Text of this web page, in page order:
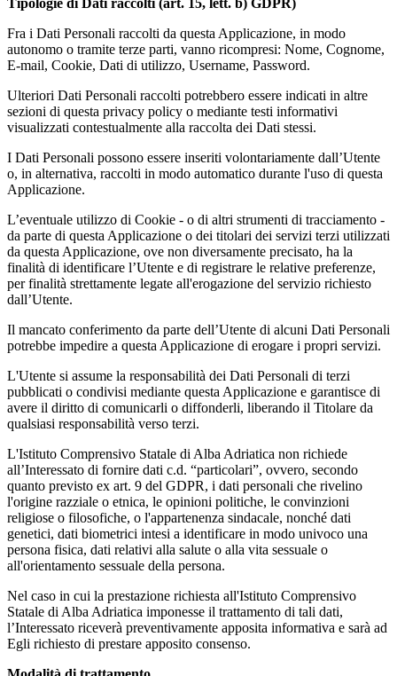
Fra i Dati Personali raccolti da questa Applicazione, in modo
autonomo o tramite terze parti, vanno ricompresi: Nome, Cognome,
E-mail, Cookie, Dati di utilizzo, Username, Password.
Ulteriori Dati Personali raccolti potrebbero essere indicati in altre
sezioni di questa privacy policy o mediante testi informativi
visualizzati contestualmente alla raccolta dei Dati stessi.
I Dati Personali possono essere inseriti volontariamente dall’Utente
o, in alternativa, raccolti in modo automatico durante l'uso di questa
Applicazione.
L’eventuale utilizzo di Cookie - o di altri strumenti di tracciamento -
da parte di questa Applicazione o dei titolari dei servizi terzi utilizzati
da questa Applicazione, ove non diversamente precisato, ha la
finalità di identificare l’Utente e di registrare le relative preferenze,
per finalità strettamente legate all'erogazione del servizio richiesto
dall’Utente.
Il mancato conferimento da parte dell’Utente di alcuni Dati Personali
potrebbe impedire a questa Applicazione di erogare i propri servizi.
L'Utente si assume la responsabilità dei Dati Personali di terzi
pubblicati o condivisi mediante questa Applicazione e garantisce di
avere il diritto di comunicarli o diffonderli, liberando il Titolare da
qualsiasi responsabilità verso terzi.
L'Istituto Comprensivo Statale di Alba Adriatica non richiede
all’Interessato di fornire dati c.d. “particolari”, ovvero, secondo
quanto previsto ex art. 9 del GDPR, i dati personali che rivelino
l'origine razziale o etnica, le opinioni politiche, le convinzioni
religiose o filosofiche, o l'appartenenza sindacale, nonché dati
genetici, dati biometrici intesi a identificare in modo univoco una
persona fisica, dati relativi alla salute o alla vita sessuale o
all'orientamento sessuale della persona.
Nel caso in cui la prestazione richiesta all'Istituto Comprensivo
Statale di Alba Adriatica imponesse il trattamento di tali dati,
l’Interessato riceverà preventivamente apposita informativa e sarà ad
Egli richiesto di prestare apposito consenso.